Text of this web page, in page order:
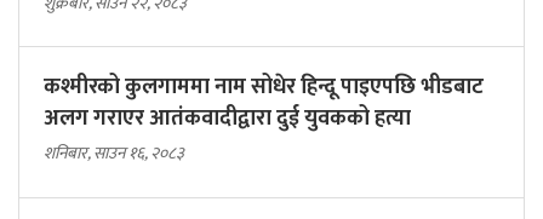
कश्मीरको कुलगाममा नाम सोधेर हिन्दू पाइएपछि भीडबाट
अलग गराएर आतंकवादीद्वारा दुई युवकको हत्या
शनिबार, साउन १६, २०८३